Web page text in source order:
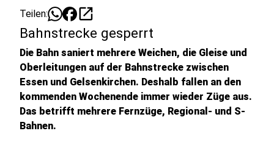
Teilen: open_in_new
Bahnstrecke gesperrt
Die Bahn saniert mehrere Weichen, die Gleise und
Oberleitungen auf der Bahnstrecke zwischen
Essen und Gelsenkirchen. Deshalb fallen an den
kommenden Wochenende immer wieder Züge aus.
Das betrifft mehrere Fernzüge, Regional- und S-
Bahnen.